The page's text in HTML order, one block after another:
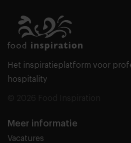
Het inspiratieplatform voor
hospitality
Meer informatie
Vacatures